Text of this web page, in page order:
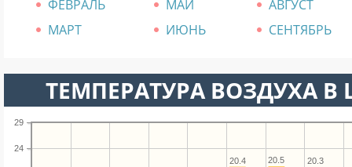
ФЕВРАЛЬ
МАЙ
АВГУСТ
МАРТ
ИЮНЬ СЕНТЯБРЬ
ТЕМПЕРАТУРА ВОЗДУХА В
24
29
20.3
20.5
20.4